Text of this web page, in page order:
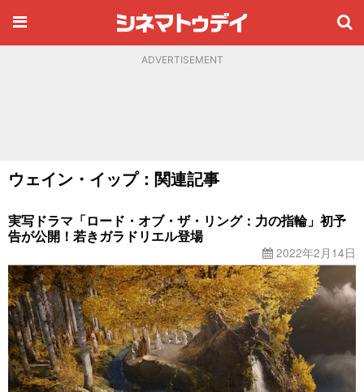
ADVERTISEMENT
ウェイン・イップ：関連記事
実写ドラマ「ロード・オブ・ザ・リング：力の指輪」初予
告が公開！若きガラドリエル登場
2022年2月14日